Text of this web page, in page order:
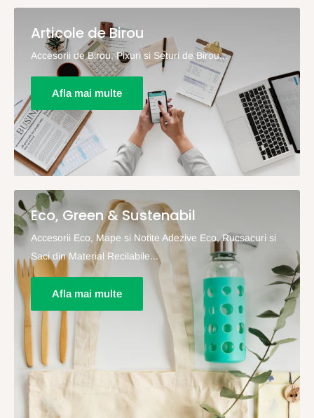
Articole de Birou
Accesorii de Birou, Pixuri si Seturi de Birou...
Afla mai multe
Eco, Green & Sustenabil
Accesorii Eco, Mape si Notite Adezive Eco, Rucsacuri si
Saci din Material Recilabile...
Afla mai multe